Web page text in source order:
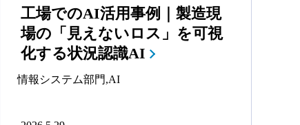
工場でのAI活用事例｜製造現
場の「見えないロス」を可視
化する状況認識AI
情報システム部門,AI